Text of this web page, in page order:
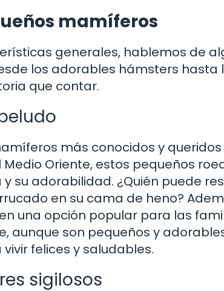
mamíferos
generales, hablemos de
los adorables hámsters hasta
que contar.
más conocidos y
Oriente, estos pequeños
su adorabilidad. ¿Quién puede
en su cama de heno?
una opción popular para las
aunque son pequeños y
felices y saludables.
sigilosos